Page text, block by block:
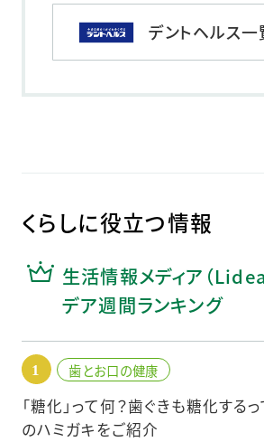
デントヘルス一
くらしに役立つ情報
生活情報メディア（Lidea
デア週間ランキング
歯とお口の健康
「糖化」って何？歯ぐきも糖化する
のハミガキをご紹介